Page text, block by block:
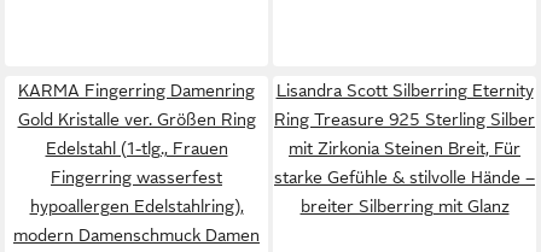
KARMA Fingerring Damenring
Gold Kristalle ver. Größen Ring
Edelstahl (1-tlg., Frauen
Fingerring wasserfest
hypoallergen Edelstahlring),
modern Damenschmuck Damen
Lisandra Scott Silberring Eternity
Ring Treasure 925 Sterling Silber
mit Zirkonia Steinen Breit, Für
starke Gefühle & stilvolle Hände –
breiter Silberring mit Glanz